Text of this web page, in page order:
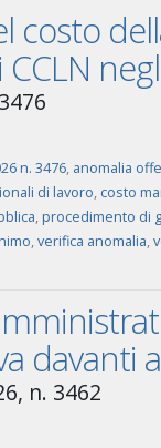
costo
n. 3476, anomalia
di lavoro, costo
,procedimento di
,verifica anomalia,
davanti
n. 3462